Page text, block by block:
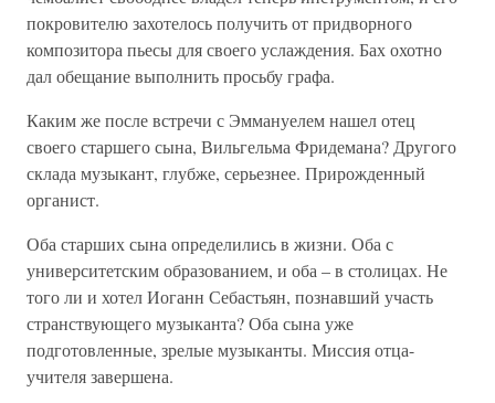
покровителю захотелось получить от придворного
композитора пьесы для своего услаждения. Бах охотно
дал обещание выполнить просьбу графа.
Каким же после встречи с Эммануелем нашел отец
своего старшего сына, Вильгельма Фридемана? Другого
склада музыкант, глубже, серьезнее. Прирожденный
органист.
Оба старших сына определились в жизни. Оба с
университетским образованием, и оба – в столицах. Не
того ли и хотел Иоганн Себастьян, познавший участь
странствующего музыканта? Оба сына уже
подготовленные, зрелые музыканты. Миссия отца-
учителя завершена.